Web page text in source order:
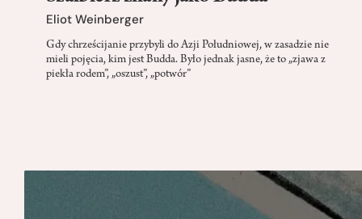
Eliot Weinberger
Gdy chrześcijanie przybyli do Azji Południowej, w zasadzie nie
mieli pojęcia, kim jest Budda. Było jednak jasne, że to „zjawa z
piekła rodem”, „oszust”, „potwór”